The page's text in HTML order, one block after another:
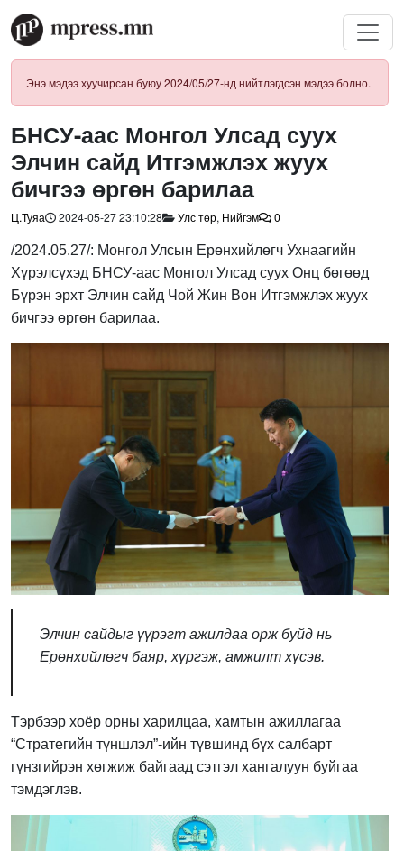
Энэ мэдээ хуучирсан буюу 2024/05/27-нд нийтлэгдсэн мэдээ болно.
БНСУ-аас Монгол Улсад суух
Элчин сайд Итгэмжлэх жуух
бичгээ өргөн барилаа
Ц.Туяа 2024-05-27 23:10:28 Улс төр, Нийгэм 0
/2024.05.27/: Монгол Улсын Ерөнхийлөгч Ухнаагийн
Хүрэлсүхэд БНСУ-аас Монгол Улсад суух Онц бөгөөд
Бүрэн эрхт Элчин сайд Чой Жин Вон Итгэмжлэх жуух
бичгээ өргөн барилаа.
Элчин сайдыг үүрэгт ажилдаа орж буйд нь
Ерөнхийлөгч баяр, хүргэж, амжилт хүсэв.
Тэрбээр хоёр орны харилцаа, хамтын ажиллагаа
“Стратегийн түншлэл”-ийн түвшинд бүх салбарт
гүнзгийрэн хөгжиж байгаад сэтгэл хангалуун буйгаа
тэмдэглэв.